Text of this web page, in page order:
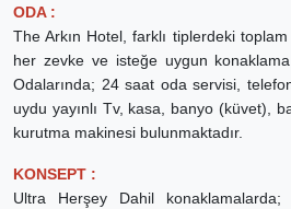
ODA :
The Arkın Hotel, farklı tiplerdeki
her zevke ve isteğe uygun
Odalarında; 24 saat oda servisi,
uydu yayınlı Tv, kasa, banyo (küvet),
kurutma makinesi bulunmaktadır.
KONSEPT :
Ultra Herşey Dahil